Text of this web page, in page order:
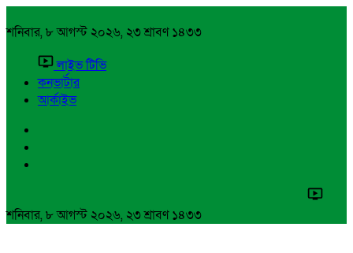
শনিবার, ৮ আগস্ট ২০২৬, ২৩ শ্রাবণ ১৪৩৩
লাইভ টিভি
কনভার্টার
আর্কাইভ
শনিবার, ৮ আগস্ট ২০২৬, ২৩ শ্রাবণ ১৪৩৩